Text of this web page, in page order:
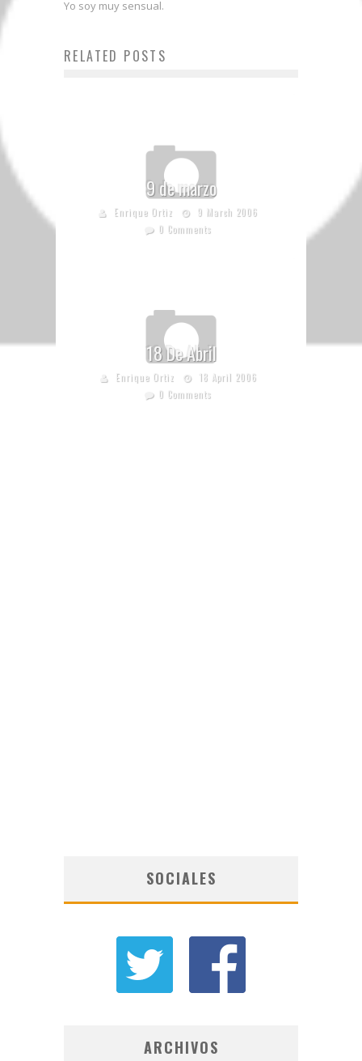
Yo soy muy sensual.
RELATED POSTS
9 de marzo
Enrique Ortiz
9 March 2006
0 Comments
18 De Abril
Enrique Ortiz
18 April 2006
0 Comments
SOCIALES
ARCHIVOS